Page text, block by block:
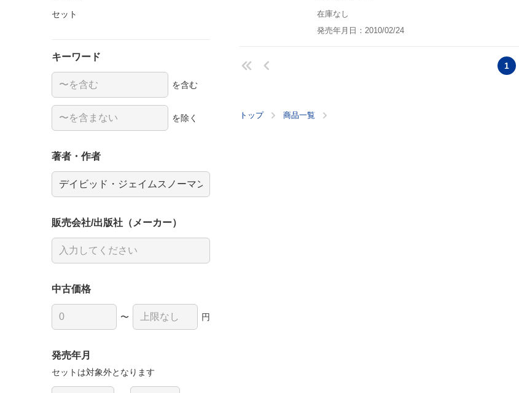
在庫なし
発売年月日：2010/02/24
1
トップ 商品一覧
セット
キーワード
を含む
を除く
著者・作者
販売会社/出版社（メーカー）
中古価格
〜 円
発売年月
セットは対象外となります